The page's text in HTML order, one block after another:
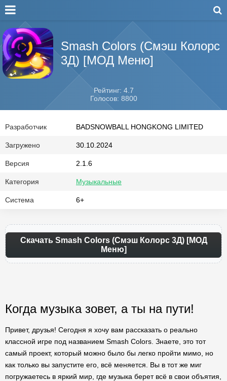
Smash Colors (Смэш Колорс
3Д) [МОД Меню]
Рейтинг: 4.7
Голосов: 8800
Разработчик BADSNOWBALL HONGKONG LIMITED
Загружено 30.10.2024
Версия 2.1.6
Категория Музыкальные
Система 6+
Скачать Smash Colors (Смэш Колорс 3Д) [МОД
Меню]
Когда музыка зовет, а ты на пути!
Привет, друзья! Сегодня я хочу вам рассказать о реально
классной игре под названием Smash Colors. Знаете, это тот
самый проект, который можно было бы легко пройти мимо, но
как только вы запустите его, всё меняется. Вы в тот же миг
погружаетесь в яркий мир, где музыка берет всё в свои объятия,